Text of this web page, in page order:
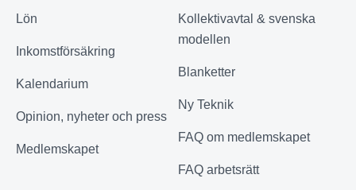
Lön
Inkomstförsäkring
Kalendarium
Opinion, nyheter och press
Medlemskapet
Kollektivavtal & svenska
modellen
Blanketter
Ny Teknik
FAQ om medlemskapet
FAQ arbetsrätt